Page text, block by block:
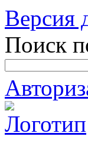
Версия
Поиск